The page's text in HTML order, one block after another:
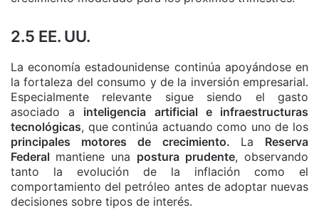
2.5 EE. UU.
La economía estadounidense continúa apoyándose en
la fortaleza del consumo y de la inversión empresarial.
Especialmente relevante sigue siendo el gasto
asociado a inteligencia artificial e infraestructuras
tecnológicas, que continúa actuando como uno de los
principales motores de crecimiento. La Reserva
Federal mantiene una postura prudente, observando
tanto la evolución de la inflación como el
comportamiento del petróleo antes de adoptar nuevas
decisiones sobre tipos de interés.